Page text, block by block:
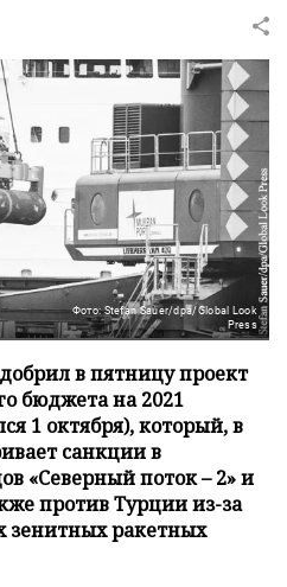
Фото: Stefan Sauer/dpa/Global Look
Press
в пятницу проект
бюджета на 2021
1 октября), который, в
санкции в
«Северный поток – 2» и
против Турции из-за
зенитных ракетных